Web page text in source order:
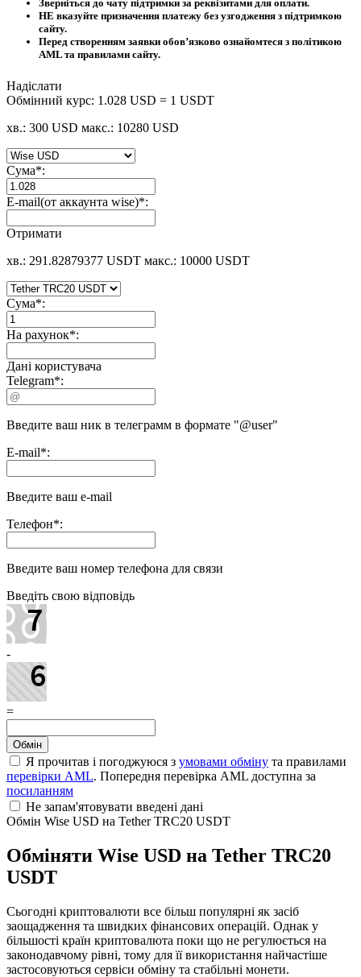
Зверніться до чату підтримки за реквізитами для оплати.
НЕ вказуйте призначення платежу без узгодження з підтримкою
сайту.
Перед створенням заявки обов’язково ознайомтеся з політикою
AML та правилами сайту.
Надіслати
Обмінний курс: 1.028 USD = 1 USDT
хв.: 300 USD макс.: 10280 USD
Сума*:
E-mail(от аккаунта wise)*:
Отримати
хв.: 291.82879377 USDT макс.: 10000 USDT
Сума*:
На рахунок*:
Дані користувача
Telegram*:
Введите ваш ник в телеграмм в формате "@user"
E-mail*:
Введите ваш e-mail
Телефон*:
Введите ваш номер телефона для связи
Введіть свою відповідь
-
=
Я прочитав і погоджуюся з умовами обміну та правилами
перевірки AML. Попередня перевірка AML доступна за
посиланням
Не запам'ятовувати введені дані
Обмін Wise USD на Tether TRC20 USDT
Обміняти Wise USD на Tether TRC20
USDT
Сьогодні криптовалюти все більш популярні як засіб
заощадження та швидких фінансових операцій. Однак у
більшості країн криптовалюта поки що не регулюється на
законодавчому рівні, тому для її використання найчастіше
застосовуються сервіси обміну та стабільні монети.